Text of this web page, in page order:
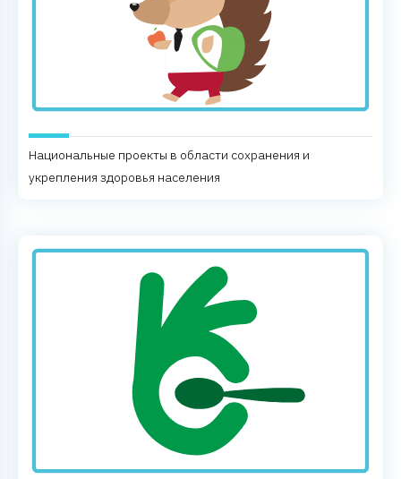
Национальные проекты в области сохранения и
укрепления здоровья населения